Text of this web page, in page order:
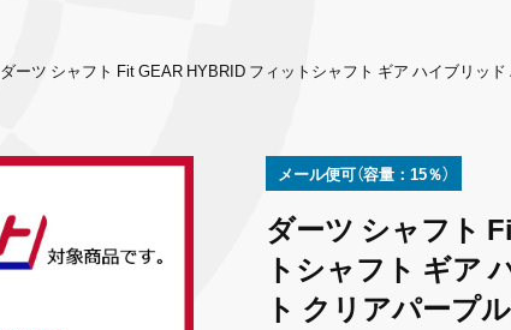
ダーツ シャフト Fit GEAR HYBRID フィットシャフト ギア ハイブリッ
メール便可（容量：15％）
ダーツ シャフト
トシャフト ギア
ト クリアパープル